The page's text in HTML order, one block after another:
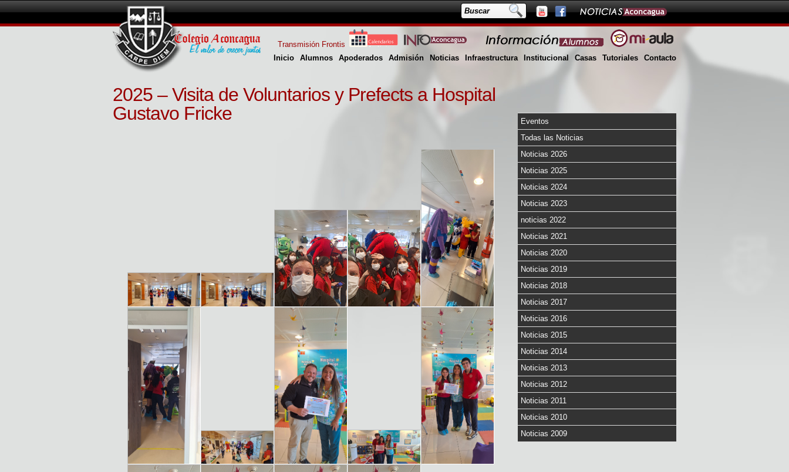
Inicio Alumnos Apoderados Admisión Noticias Infraestructura Institucional Casas Tutoriales Contacto
Transmisión Frontis
2025 – Visita de Voluntarios y Prefects a Hospital
Gustavo Fricke
Eventos
Todas las Noticias
Noticias 2026
Noticias 2025
Noticias 2024
Noticias 2023
noticias 2022
Noticias 2021
Noticias 2020
Noticias 2019
Noticias 2018
Noticias 2017
Noticias 2016
Noticias 2015
Noticias 2014
Noticias 2013
Noticias 2012
Noticias 2011
Noticias 2010
Noticias 2009